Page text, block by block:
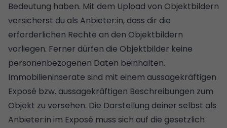
Bedeutung haben. Mit dem Upload von Objektbildern
versicherst du als Anbieter:in, dass dir die
erforderlichen Rechte an den Objektbildern
vorliegen. Ferner dürfen die Objektbilder keine
personenbezogenen Daten beinhalten.
Immobilieninserate sind mit einem aussagekräftigen
Exposé bzw. aussagekräftigen Beschreibungen zum
Objekt zu versehen. Die Darstellung deiner selbst als
Anbieter:in im Exposé muss sich auf die gesetzlich